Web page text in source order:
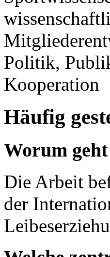
Politik,
Kooperation
Häufig
Worum
Die Arbeit
der